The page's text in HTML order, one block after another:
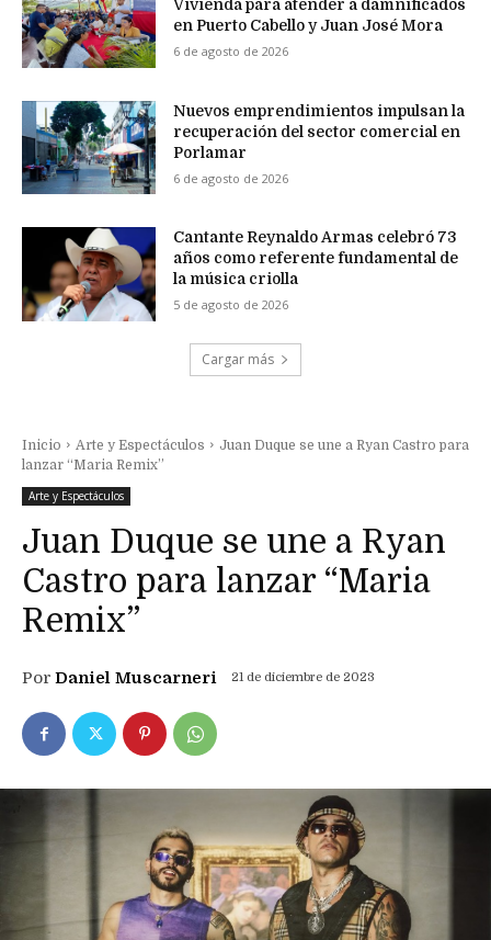
Vivienda para atender a damnificados
en Puerto Cabello y Juan José Mora
6 de agosto de 2026
Nuevos emprendimientos impulsan la
recuperación del sector comercial en
Porlamar
6 de agosto de 2026
Cantante Reynaldo Armas celebró 73
años como referente fundamental de
la música criolla
5 de agosto de 2026
Cargar más